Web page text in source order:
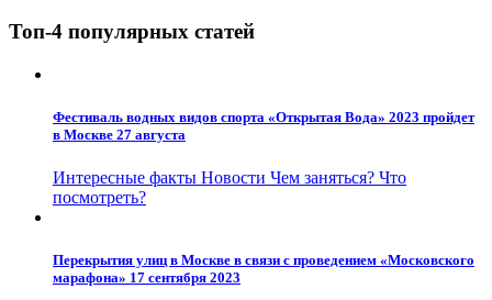
Топ-4 популярных статей
Фестиваль водных видов спорта «Открытая Вода» 2023 пройдет
в Москве 27 августа
Интересные факты Новости Чем заняться? Что
посмотреть?
Перекрытия улиц в Москве в связи с проведением «Московского
марафона» 17 сентября 2023